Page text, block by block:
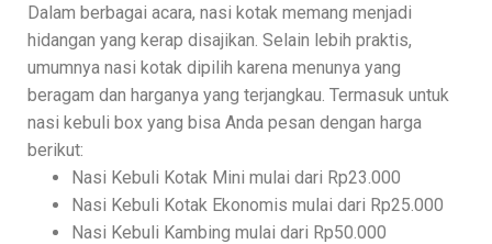
Dalam berbagai acara, nasi kotak memang menjadi
hidangan yang kerap disajikan. Selain lebih praktis,
umumnya nasi kotak dipilih karena menunya yang
beragam dan harganya yang terjangkau. Termasuk untuk
nasi kebuli box yang bisa Anda pesan dengan harga
berikut:
Nasi Kebuli Kotak Mini mulai dari Rp23.000
Nasi Kebuli Kotak Ekonomis mulai dari Rp25.000
Nasi Kebuli Kambing mulai dari Rp50.000